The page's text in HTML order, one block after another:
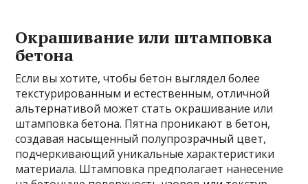
Окрашивание или штамповка
бетона
Если вы хотите, чтобы бетон выглядел более
текстурированным и естественным, отличной
альтернативой может стать окрашивание или
штамповка бетона. Пятна проникают в бетон,
создавая насыщенный полупрозрачный цвет,
подчеркивающий уникальные характеристики
материала. Штамповка предполагает нанесение